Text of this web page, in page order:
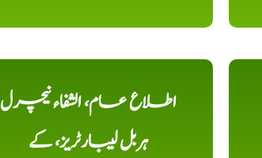
اطلاع عام، الشفاء نیچرل
ہربل لیبارٹریز، کے